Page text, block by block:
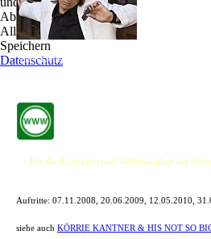
Teilen Deutschlands bekannt.
+ Für die Richtigkeit und Vollständigkeit der
Auftritte: 07.11.2008, 20.06.2009, 12.05.2010,
siehe auch KÖRRIE KANTNER & HIS NOT SO
Ablehnen
Alle akzeptieren
Speichern
Datenschutz